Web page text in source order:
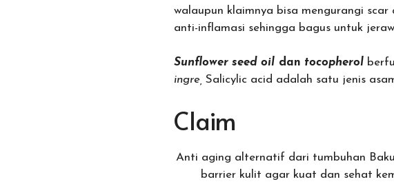
walaupun klaimnya bisa mengurangi
anti-inflamasi sehingga bagus untuk
Sunflower seed oil dan tocopherol
ingre, Salicylic acid adalah satu jenis
Claim
Anti aging alternatif dari tumbuhan
barrier kulit agar kuat dan sehat